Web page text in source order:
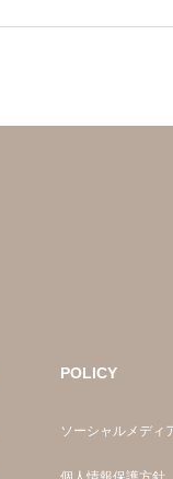
POLICY
ソーシャルメディ